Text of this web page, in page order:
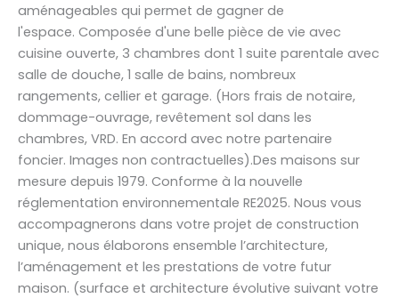
aménageables qui permet de gagner de
l'espace. Composée d'une belle pièce de vie avec
cuisine ouverte, 3 chambres dont 1 suite parentale avec
salle de douche, 1 salle de bains, nombreux
rangements, cellier et garage. (Hors frais de notaire,
dommage-ouvrage, revêtement sol dans les
chambres, VRD. En accord avec notre partenaire
foncier. Images non contractuelles).Des maisons sur
mesure depuis 1979. Conforme à la nouvelle
réglementation environnementale RE2025. Nous vous
accompagnerons dans votre projet de construction
unique, nous élaborons ensemble l’architecture,
l’aménagement et les prestations de votre futur
maison. (surface et architecture évolutive suivant votre